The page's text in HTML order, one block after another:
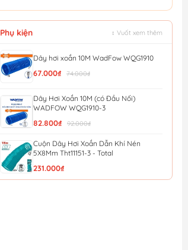
Phụ kiện ↕ Vuốt xem thêm
Dây hơi xoắn 10M WadFow WQG1910
67.000₫ 74.000₫
Dây Hơi Xoắn 10M (có Đầu Nối)
WADFOW WQG1910-3
82.800₫ 92.000₫
Cuộn Dây Hơi Xoắn Dẫn Khí Nén
5X8Mm Tht11151-3 - Total
231.000₫